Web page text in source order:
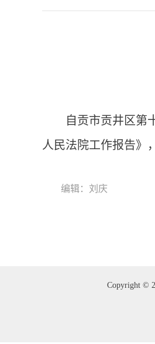
自贡市贡井区第
人民法院工作报告》
编辑：刘庆
Copyright ©